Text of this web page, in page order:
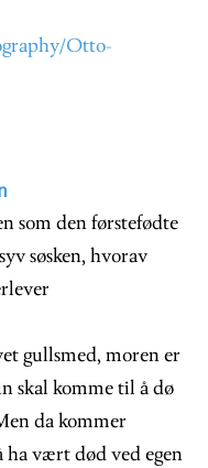
Otto-
som den førstefødte
søsken, hvorav
gullsmed, moren er
skal komme til å dø
da kommer
ha vært død ved egen